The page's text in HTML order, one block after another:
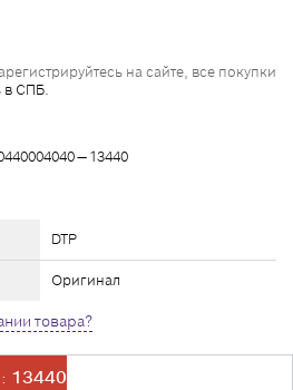
— 13440
DTP
Оригинал
товара?
на сайте, все покупки
в СПБ.
13440